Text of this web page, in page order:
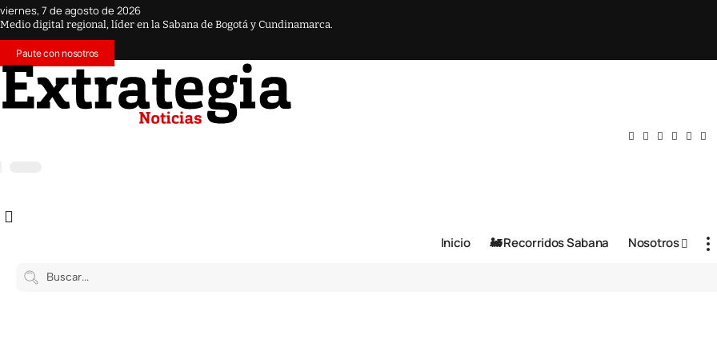
viernes, 7 de agosto de 2026
Medio digital regional, líder en la Sabana de Bogotá y Cundinamarca.
Paute con nosotros
Inicio 🚂 Recorridos Sabana Nosotros